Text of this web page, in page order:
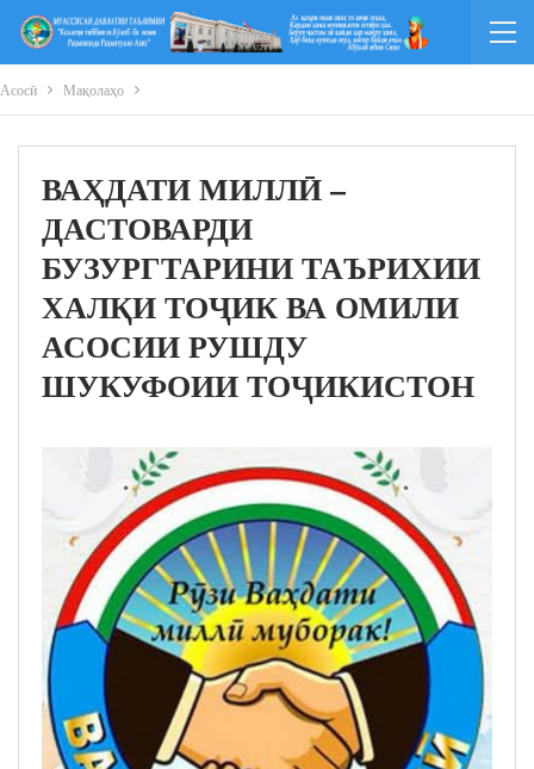
Асосӣ Мақолаҳо
ВАҲДАТИ МИЛЛӢ –
ДАСТОВАРДИ
БУЗУРГТАРИНИ ТАЪРИХИИ
ХАЛҚИ ТОҶИК ВА ОМИЛИ
АСОСИИ РУШДУ
ШУКУФОИИ ТОҶИКИСТОН